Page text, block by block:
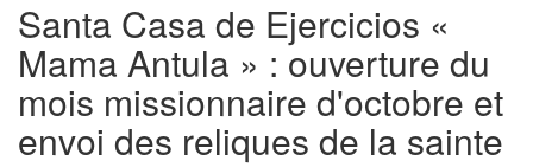
Santa Casa de Ejercicios «
Mama Antula » : ouverture du
mois missionnaire d'octobre et
envoi des reliques de la sainte